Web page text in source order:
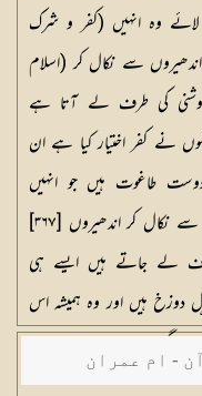
لائے وہ انہیں (کفر و شرک
سے نکال کر (اسلام
کی طرف لے آتا ہے
نے کفر اختیار کیا ہے ان
طاغوت ہیں جو انہیں
روشنی سے نکال کر اندھیروں [٣٦٧]
لے جاتے ہیں ایسے ہی
دوزخ ہیں اور وہ ہمیشہ اس
گے
- ام عمران